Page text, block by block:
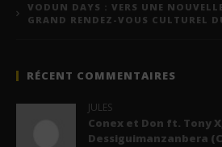
VODUN DAYS : VERS UNE
GRAND RENDEZ-VOUS CULTUREL
RÉCENT COMMENTAIRES
JULES
Conex et Don ft. Tony
Dessiguimanzanbera